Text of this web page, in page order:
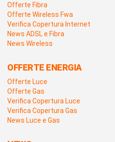
Offerte Fibra
Offerte Wireless Fwa
Verifica Copertura Internet
News ADSL e Fibra
News Wireless
OFFERTE ENERGIA
Offerte Luce
Offerte Gas
Verifica Copertura Luce
Verifica Copertura Gas
News Luce e Gas